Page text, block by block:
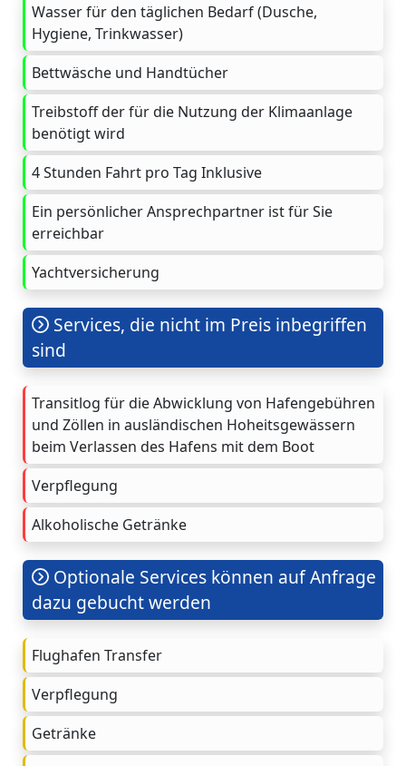
Wasser für den täglichen Bedarf (Dusche,
Hygiene, Trinkwasser)
Bettwäsche und Handtücher
Treibstoff der für die Nutzung der Klimaanlage
benötigt wird
4 Stunden Fahrt pro Tag Inklusive
Ein persönlicher Ansprechpartner ist für Sie
erreichbar
Yachtversicherung
Services, die nicht im Preis inbegriffen
sind
Transitlog für die Abwicklung von Hafengebühren
und Zöllen in ausländischen Hoheitsgewässern
beim Verlassen des Hafens mit dem Boot
Verpflegung
Alkoholische Getränke
Optionale Services können auf Anfrage
dazu gebucht werden
Flughafen Transfer
Verpflegung
Getränke